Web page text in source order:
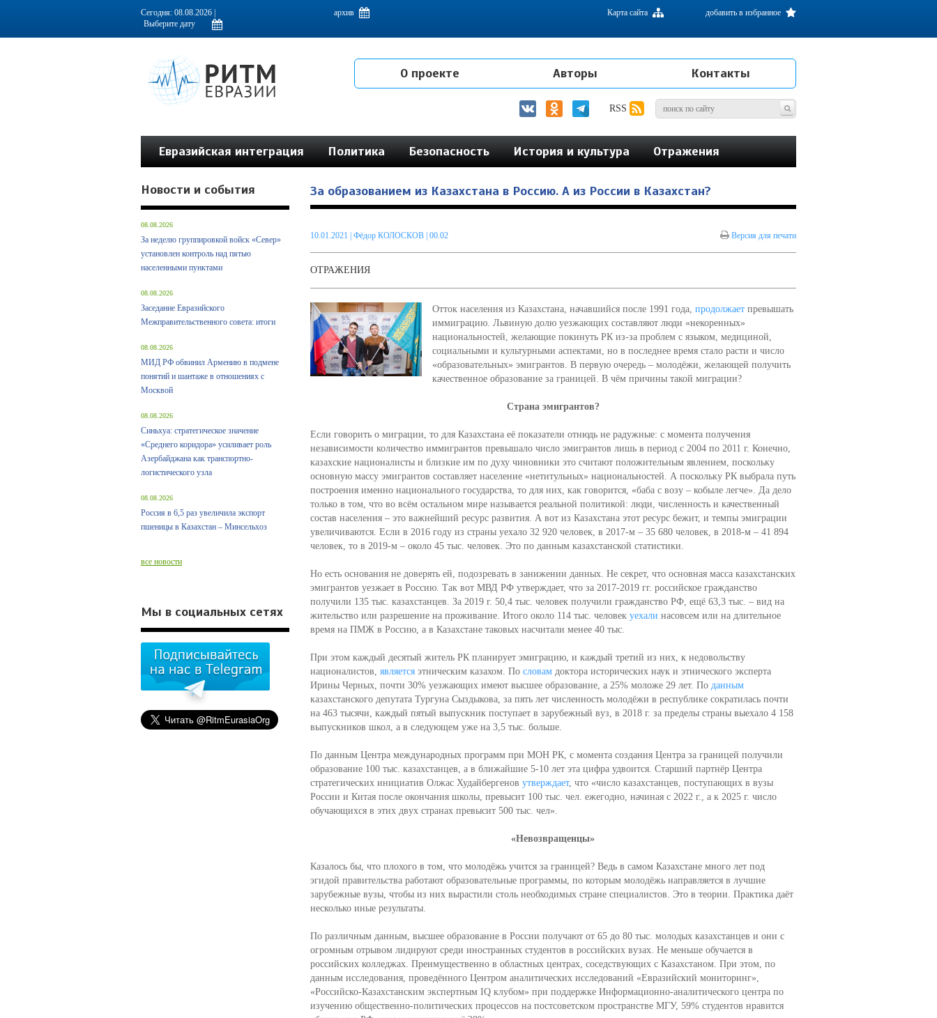
Информационно-аналитическое издание, посвященное актуальным проблемам интеграции на постсоветском пространстве
Сегодня: 08.08.2026 | архив добавить в избранное
Карта сайта
О проекте Авторы Контакты
RSS
Евразийская интеграция Политика Безопасность История и культура Отражения
За образованием из Казахстана в Россию. А из России в Казахстан?
10.01.2021 Фёдор КОЛОСКОВ| 00.02 Версия для печати
ОТРАЖЕНИЯ
Отток населения из Казахстана, начавшийся после 1991 года, продолжаетпревышать
иммиграцию. Львиную долю уезжающих составляют люди «некоренных»
национальностей, желающие покинуть РК из-за проблем с языком, медициной,
социальными и культурными аспектами, но в последнее время стало расти и число
«образовательных» эмигрантов. В первую очередь – молодёжи, желающей получить
качественное образование за границей. В чём причины такой миграции?
Страна эмигрантов?
Если говорить о миграции, то для Казахстана её показатели отнюдь не радужные: с момента получения
независимости количество иммигрантов превышало число эмигрантов лишь в период с 2004 по 2011 г. Конечно,
казахские националисты и близкие им по духу чиновники это считают положительным явлением, поскольку
основную массу эмигрантов составляет население «нетитульных» национальностей. А поскольку РК выбрала путь
построения именно национального государства, то для них, как говорится, «баба с возу – кобыле легче». Да дело
только в том, что во всём остальном мире называется реальной политикой: люди, численность и качественный
состав населения – это важнейший ресурс развития. А вот из Казахстана этот ресурс бежит, и темпы эмиграции
увеличиваются. Если в 2016 году из страны уехало 32 920 человек, в 2017-м – 35 680 человек, в 2018-м – 41 894
человек, то в 2019-м – около 45 тыс. человек. Это по данным казахстанской статистики.
Но есть основания не доверять ей, подозревать в занижении данных. Не секрет, что основная масса казахстанских
эмигрантов уезжает в Россию. Так вот МВД РФ утверждает, что за 2017-2019 гг. российское гражданство
получили 135 тыс. казахстанцев. За 2019 г. 50,4 тыс. человек получили гражданство РФ, ещё 63,3 тыс. – вид на
жительство или разрешение на проживание. Итого около 114 тыс. человек уехали насовсем или на длительное
время на ПМЖ в Россию, а в Казахстане таковых насчитали менее 40 тыс.
При этом каждый десятый житель РК планирует эмиграцию, и каждый третий из них, к недовольству
националистов, являетсяэтническим казахом. По словамдоктора исторических наук и этнического эксперта
Ирины Черных, почти 30% уезжающих имеют высшее образование, а 25% моложе 29 лет. По данным
казахстанского депутата Тургуна Сыздыкова, за пять лет численность молодёжи в республике сократилась почти
на 463 тысячи, каждый пятый выпускник поступает в зарубежный вуз, в 2018 г. за пределы страны выехало 4 158
выпускников школ, а в следующем уже на 3,5 тыс. больше.
По данным Центра международных программ при МОН РК, с момента создания Центра за границей получили
образование 100 тыс. казахстанцев, а в ближайшие 5-10 лет эта цифра удвоится. Старший партнёр Центра
стратегических инициатив Олжас Худайбергенов утверждает, что «число казахстанцев, поступающих в вузы
России и Китая после окончания школы, превысит 100 тыс. чел. ежегодно, начиная с 2022 г., а к 2025 г. число
обучающихся в этих двух странах превысит 500 тыс. чел».
«Невозвращенцы»
Казалось бы, что плохого в том, что молодёжь учится за границей? Ведь в самом Казахстане много лет под
эгидой правительства работают образовательные программы, по которым молодёжь направляется в лучшие
зарубежные вузы, чтобы из них вырастили столь необходимых стране специалистов. Это в теории. Практика даёт
несколько иные результаты.
По различным данным, высшее образование в России получают от 65 до 80 тыс. молодых казахстанцев и они с
огромным отрывом лидируют среди иностранных студентов в российских вузах. Не меньше обучается в
российских колледжах. Преимущественно в областных центрах, соседствующих с Казахстаном. При этом, по
данным исследования, проведённого Центром аналитических исследований «Евразийский мониторинг»,
«Российско-Казахстанским экспертным IQ клубом» при поддержке Информационно-аналитического центра по
изучению общественно-политических процессов на постсоветском пространстве МГУ, 59% студентов нравится
Новости и события
08.08.2026
За неделю группировкой войск «Север»
установлен контроль над пятью
населенными пунктами
08.08.2026
Заседание Евразийского
Межправительственного совета: итоги
08.08.2026
МИД РФ обвинил Армению в подмене
понятий и шантаже в отношениях с
Москвой
08.08.2026
Синьхуа: стратегическое значение
«Среднего коридора» усиливает роль
Азербайджана как транспортно-
логистического узла
08.08.2026
Россия в 6,5 раз увеличила экспорт
пшеницы в Казахстан – Минсельхоз
все новости
Мы в социальных сетях